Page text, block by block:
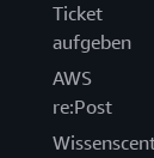
Ticket
aufgeben
AWS
re:Post